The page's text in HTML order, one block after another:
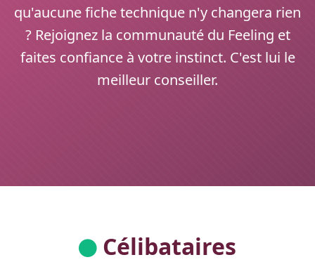
qu'aucune fiche technique n'y changera rien
? Rejoignez la communauté du Feeling et
faites confiance à votre instinct. C'est lui le
meilleur conseiller.
Célibataires